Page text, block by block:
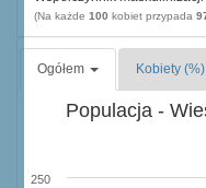
(Na każde 100 kobiet przypada
Ogółem Kobiety (%)
Populacja -
250